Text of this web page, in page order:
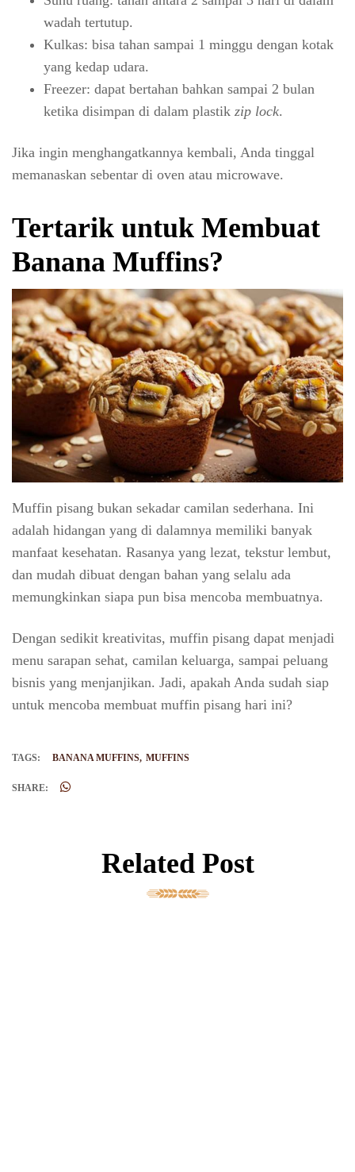
wadah tertutup.
Kulkas: bisa tahan sampai 1 minggu dengan kotak
yang kedap udara.
Freezer: dapat bertahan bahkan sampai 2 bulan
ketika disimpan di dalam plastik zip lock.
Jika ingin menghangatkannya kembali, Anda tinggal
memanaskan sebentar di oven atau microwave.
Tertarik untuk Membuat
Banana Muffins?
Muffin pisang bukan sekadar camilan sederhana. Ini
adalah hidangan yang di dalamnya memiliki banyak
manfaat kesehatan. Rasanya yang lezat, tekstur lembut,
dan mudah dibuat dengan bahan yang selalu ada
memungkinkan siapa pun bisa mencoba membuatnya.
Dengan sedikit kreativitas, muffin pisang dapat menjadi
menu sarapan sehat, camilan keluarga, sampai peluang
bisnis yang menjanjikan. Jadi, apakah Anda sudah siap
untuk mencoba membuat muffin pisang hari ini?
TAGS: BANANA MUFFINS MUFFINS
SHARE:
Related Post